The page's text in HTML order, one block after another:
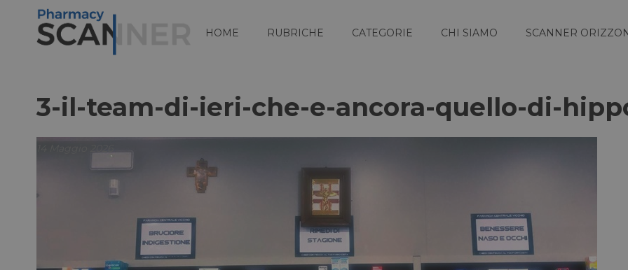
HOME RUBRICHE CATEGORIE CHI SIAMO SCANNER
3-il-team-di-ieri-che-e-ancora-quello-di-